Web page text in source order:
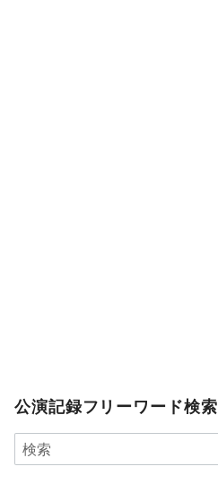
公演記録フリーワード検索